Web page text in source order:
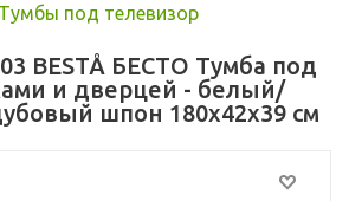
Тумбы под телевизор
BESTÅ БЕСТО Тумба под
и дверцей - белый/
шпон 180x42x39 см